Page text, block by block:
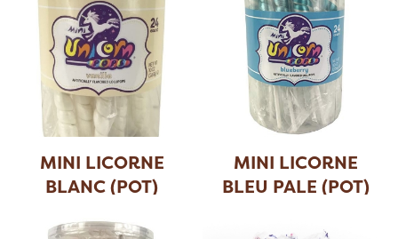
MINI LICORNE
BLANC (POT)
MINI LICORNE
BLEU PALE (POT)